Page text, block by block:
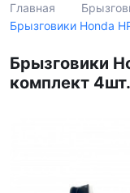
Главная
Брызговики Honda
Брызговики
комплект